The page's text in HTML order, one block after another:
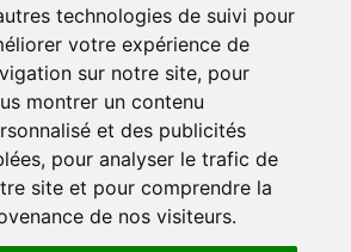
technologies de suivi pour
votre expérience de
sur notre site, pour
montrer un contenu
et des publicités
pour analyser le trafic de
site et pour comprendre la
de nos visiteurs.
DE PAIEMENT ACCEPTÉS